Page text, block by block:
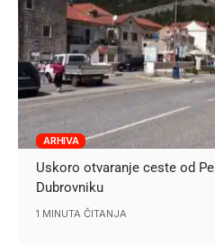
ARHIVA
Uskoro otvaranje ceste od
Dubrovniku
1 MINUTA ČITANJA